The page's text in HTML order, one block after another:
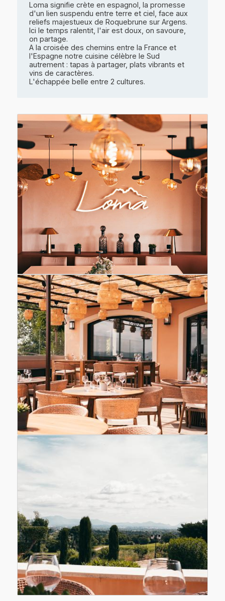
Loma signifie crète en espagnol, la promesse
d'un lien suspendu entre terre et ciel, face aux
reliefs majestueux de Roquebrune sur Argens.
Ici le temps ralentit, l'air est doux, on savoure,
on partage.
A la croisée des chemins entre la France et
l'Espagne notre cuisine célèbre le Sud
autrement : tapas à partager, plats vibrants et
vins de caractères.
L'échappée belle entre 2 cultures.